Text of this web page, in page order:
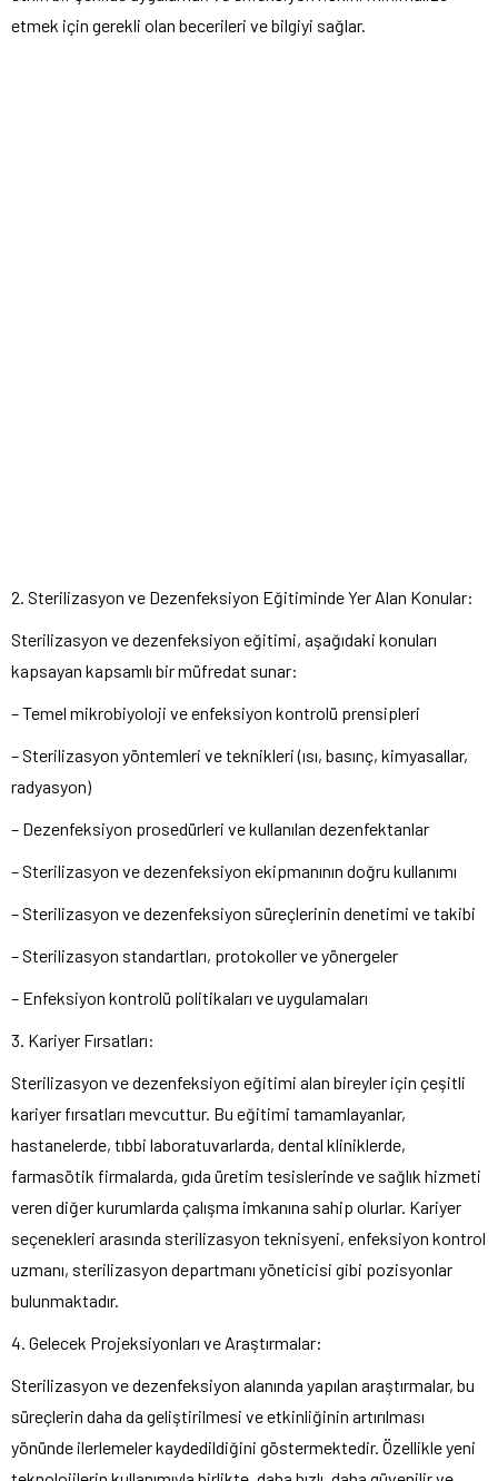
etmek için gerekli olan becerileri ve bilgiyi sağlar.
2. Sterilizasyon ve Dezenfeksiyon Eğitiminde Yer Alan Konular:
Sterilizasyon ve dezenfeksiyon eğitimi, aşağıdaki konuları
kapsayan kapsamlı bir müfredat sunar:
– Temel mikrobiyoloji ve enfeksiyon kontrolü prensipleri
– Sterilizasyon yöntemleri ve teknikleri (ısı, basınç, kimyasallar,
radyasyon)
– Dezenfeksiyon prosedürleri ve kullanılan dezenfektanlar
– Sterilizasyon ve dezenfeksiyon ekipmanının doğru kullanımı
– Sterilizasyon ve dezenfeksiyon süreçlerinin denetimi ve takibi
– Sterilizasyon standartları, protokoller ve yönergeler
– Enfeksiyon kontrolü politikaları ve uygulamaları
3. Kariyer Fırsatları:
Sterilizasyon ve dezenfeksiyon eğitimi alan bireyler için çeşitli
kariyer fırsatları mevcuttur. Bu eğitimi tamamlayanlar,
hastanelerde, tıbbi laboratuvarlarda, dental kliniklerde,
farmasötik firmalarda, gıda üretim tesislerinde ve sağlık hizmeti
veren diğer kurumlarda çalışma imkanına sahip olurlar. Kariyer
seçenekleri arasında sterilizasyon teknisyeni, enfeksiyon kontrol
uzmanı, sterilizasyon departmanı yöneticisi gibi pozisyonlar
bulunmaktadır.
4. Gelecek Projeksiyonları ve Araştırmalar:
Sterilizasyon ve dezenfeksiyon alanında yapılan araştırmalar, bu
süreçlerin daha da geliştirilmesi ve etkinliğinin artırılması
yönünde ilerlemeler kaydedildiğini göstermektedir. Özellikle yeni